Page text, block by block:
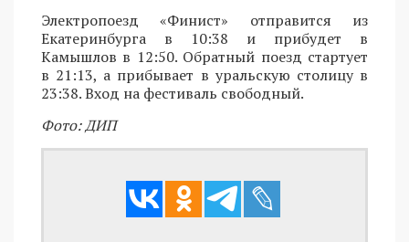
Электропоезд «Финист» отправится из
Екатеринбурга в 10:38 и прибудет в
Камышлов в 12:50. Обратный поезд стартует
в 21:13, а прибывает в уральскую столицу в
23:38. Вход на фестиваль свободный.
Фото: ДИП